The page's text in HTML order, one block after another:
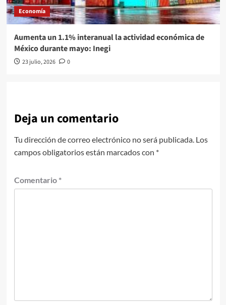
Economía
Aumenta un 1.1% interanual la actividad económica de
México durante mayo: Inegi
23 julio, 2026 0
Deja un comentario
Tu dirección de correo electrónico no será publicada. Los
campos obligatorios están marcados con *
Comentario *